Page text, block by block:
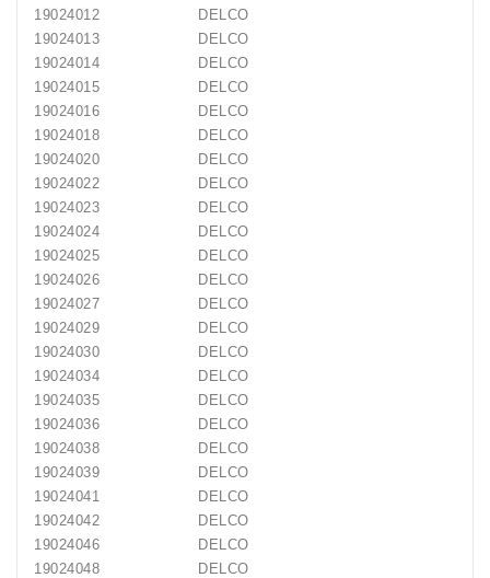
19024012
DELCO
19024013
DELCO
19024014
DELCO
19024015
DELCO
19024016
DELCO
19024018
DELCO
19024020
DELCO
19024022
DELCO
19024023
DELCO
19024024
DELCO
19024025
DELCO
19024026
DELCO
19024027
DELCO
19024029
DELCO
19024030
DELCO
19024034
DELCO
19024035
DELCO
19024036
DELCO
19024038
DELCO
19024039
DELCO
19024041
DELCO
19024042
DELCO
19024046
DELCO
19024048
DELCO